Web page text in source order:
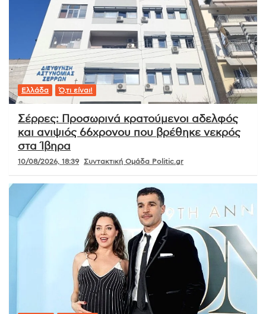
Ελλάδα Ό,τι είναι!
Σέρρες: Προσωρινά κρατούμενοι αδελφός
και ανιψιός 66χρονου που βρέθηκε νεκρός
στα Ίβηρα
10/08/2026, 18:39 Συντακτική Ομάδα Politic.gr